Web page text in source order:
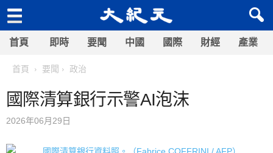
首頁 即時 要聞 中國 國際 財經 產業
首頁 要聞 政治
國際清算銀行示警AI泡沫
2026年06月29日